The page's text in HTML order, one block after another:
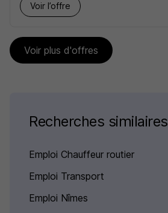
Voir l’offre
Voir plus d'offres
Recherches similaires
Emploi Chauffeur routier
Emploi Transport
Emploi Nîmes